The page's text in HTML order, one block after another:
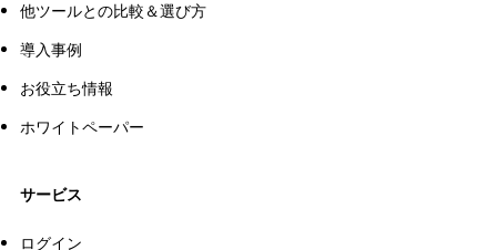
他ツールとの比較＆選び方
導入事例
お役立ち情報
ホワイトペーパー
サービス
ログイン